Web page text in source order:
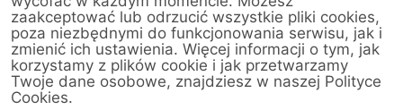
< Powrót do listy placówek
Toyota Wałbrzych
Nowakowski Sp. z o.
Wyznacz trasę
zaakceptować lub odrzucić wszystkie pliki cookies,
poza niezbędnymi do funkcjonowania serwisu, jak i
zmienić ich ustawienia. Więcej informacji o tym, jak
korzystamy z plików cookie i jak przetwarzamy
Twoje dane osobowe, znajdziesz w naszej Polityce
Cookies.